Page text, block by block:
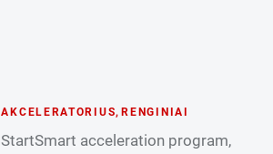
AKCELERATORIUS, RENGINIAI
StartSmart acceleration program,